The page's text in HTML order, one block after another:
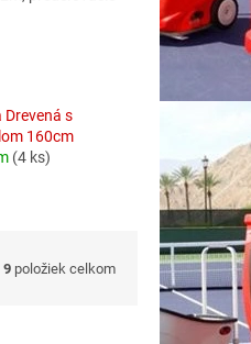
Drevená s
160cm
(4 ks)
9 položiek celkom